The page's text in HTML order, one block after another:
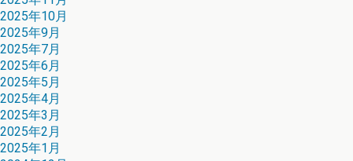
2025年10月
2025年9月
2025年7月
2025年6月
2025年5月
2025年4月
2025年3月
2025年2月
2025年1月